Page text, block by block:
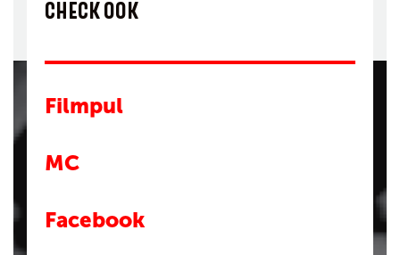
CHECK OOK
Filmpul
MC
Facebook